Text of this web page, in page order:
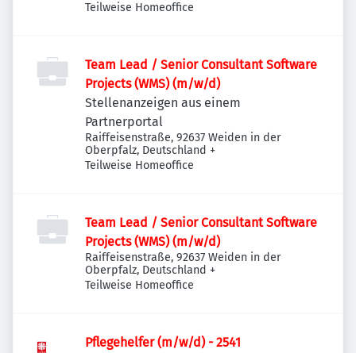
Teilweise Homeoffice
Team Lead / Senior Consultant Software
Projects (WMS) (m/w/d)
Stellenanzeigen aus einem
Partnerportal
Raiffeisenstraße, 92637 Weiden in der
Oberpfalz, Deutschland +
Teilweise Homeoffice
Team Lead / Senior Consultant Software
Projects (WMS) (m/w/d)
Raiffeisenstraße, 92637 Weiden in der
Oberpfalz, Deutschland +
Teilweise Homeoffice
Pflegehelfer (m/w/d) - 2541